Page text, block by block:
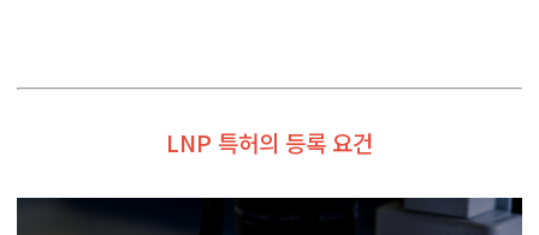
LNP 특허의 등록 요건